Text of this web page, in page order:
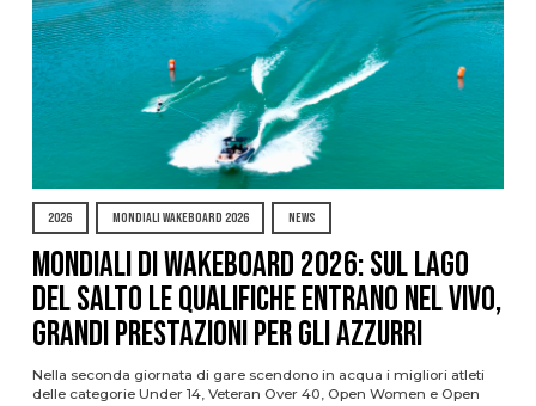
2026 MONDIALI WAKEBOARD 2026 NEWS
Mondiali di Wakeboard 2026: sul Lago
del Salto le qualifiche entrano nel vivo,
grandi prestazioni per gli azzurri
Nella seconda giornata di gare scendono in acqua i migliori atleti
delle categorie Under 14, Veteran Over 40, Open Women e Open